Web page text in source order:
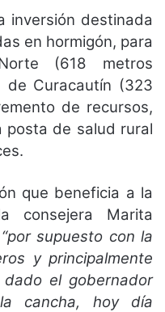
inversión destinada
en hormigón, para
(618 metros
de Curacautín (323
de recursos,
posta de salud rural
que beneficia a la
consejera Marita
“por supuesto con la
y principalmente
el gobernador
cancha, hoy día